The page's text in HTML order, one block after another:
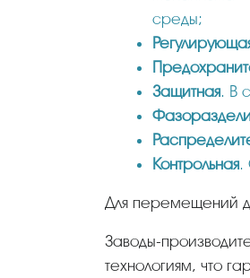
среды;
Защитная. В
Контрольная.
Для перемещений
Заводы-производители выпускают арматуру в соответствии с требованиями ГОСТ, процесс производства проходит по современным
технологиям, что